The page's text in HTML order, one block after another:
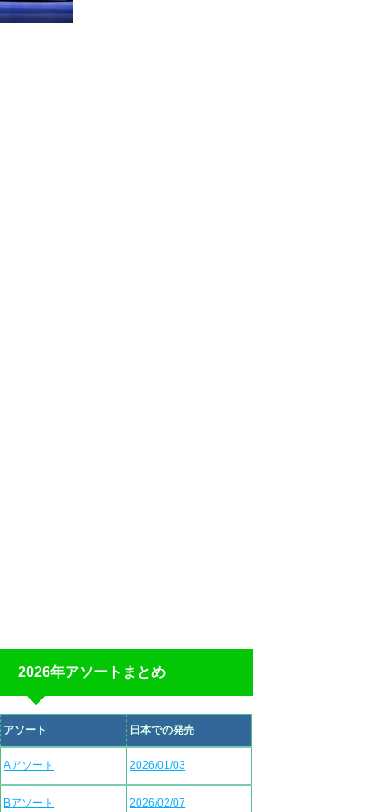
2026年アソートまとめ
アソート 日本での発売
Aアソート 2026/01/03
Bアソート 2026/02/07